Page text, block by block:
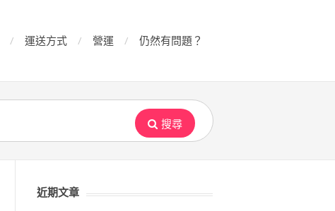
運送方式 營運 仍然有問題？
搜尋
近期文章